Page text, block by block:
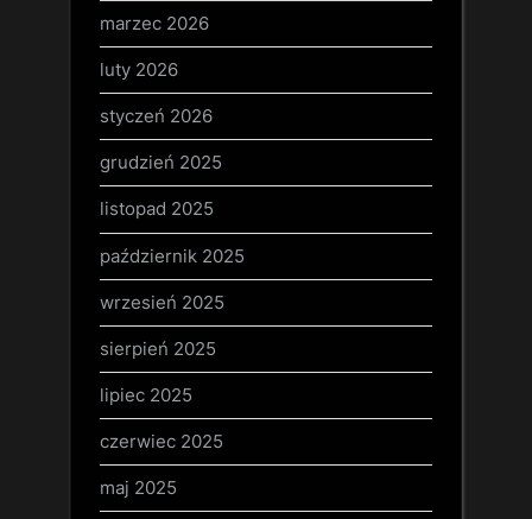
marzec 2026
luty 2026
styczeń 2026
grudzień 2025
listopad 2025
październik 2025
wrzesień 2025
sierpień 2025
lipiec 2025
czerwiec 2025
maj 2025